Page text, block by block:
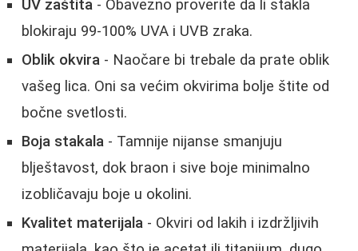
UV zaštita - Obavezno proverite da li stakla
blokiraju 99-100% UVA i UVB zraka.
Oblik okvira - Naočare bi trebale da prate oblik
vašeg lica. Oni sa većim okvirima bolje štite od
bočne svetlosti.
Boja stakala - Tamnije nijanse smanjuju
blještavost, dok braon i sive boje minimalno
izobličavaju boje u okolini.
Kvalitet materijala - Okviri od lakih i izdržljivih